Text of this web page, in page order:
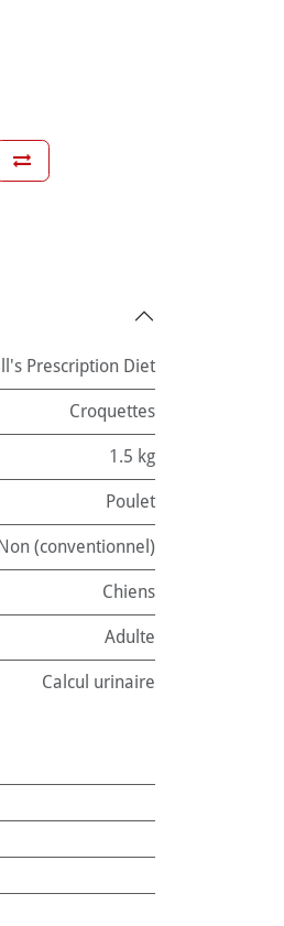
Prescription Diet
Croquettes
1.5 kg
Poulet
(conventionnel)
Chiens
Adulte
Calcul urinaire